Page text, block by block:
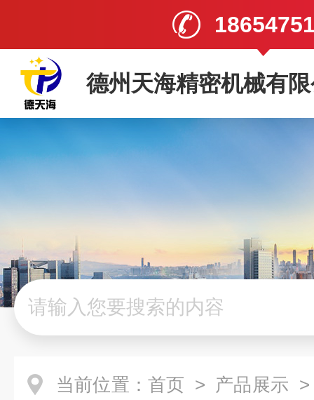
德州天海精密机械有
当前位置： 首页 > 产品展示